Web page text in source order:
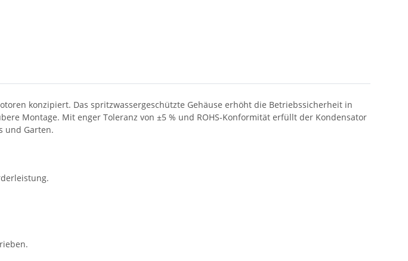
konzipiert. Das spritzwassergeschützte Gehäuse erhöht die Betriebssicherheit in
Montage. Mit enger Toleranz von ±5 % und ROHS-Konformität erfüllt der Kondensator
und Garten.